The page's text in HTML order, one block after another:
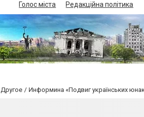
Голос міста Редакційна політика
Другое Информина «Подвиг українських